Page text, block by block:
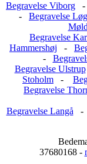
Begravelse Viborg -
- Begravelse
Begravelse
Hammershøj -
-
Begravelse Ulstrup
Stoholm -
Begravelse
Begravelse Langå -
37680168 -